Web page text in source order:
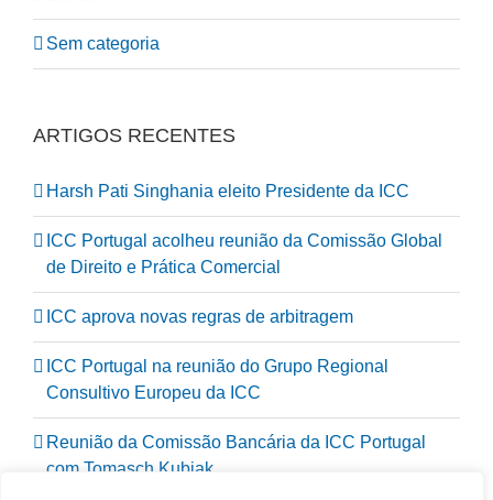
Sem categoria
ARTIGOS RECENTES
Harsh Pati Singhania eleito Presidente da ICC
ICC Portugal acolheu reunião da Comissão Global
de Direito e Prática Comercial
ICC aprova novas regras de arbitragem
ICC Portugal na reunião do Grupo Regional
Consultivo Europeu da ICC
Reunião da Comissão Bancária da ICC Portugal
com Tomasch Kubiak